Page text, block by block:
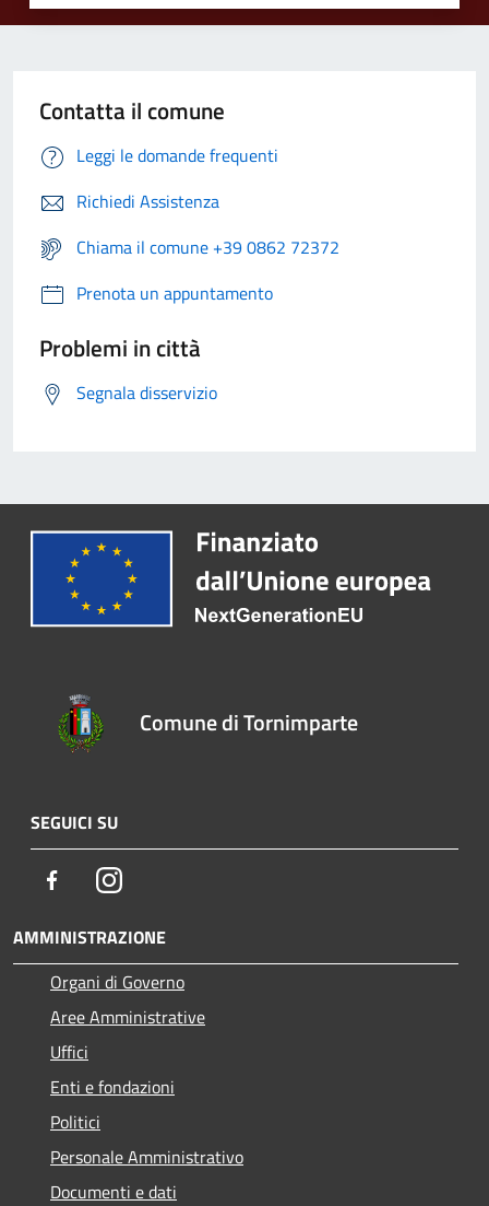
Contatta il comune
Leggi le domande frequenti
Richiedi Assistenza
Chiama il comune +39 0862 72372
Prenota un appuntamento
Problemi in città
Segnala disservizio
Comune di Tornimparte
SEGUICI SU
FacebookInstagram
AMMINISTRAZIONE
Organi di Governo
Aree Amministrative
Uffici
Enti e fondazioni
Politici
Personale Amministrativo
Documenti e dati